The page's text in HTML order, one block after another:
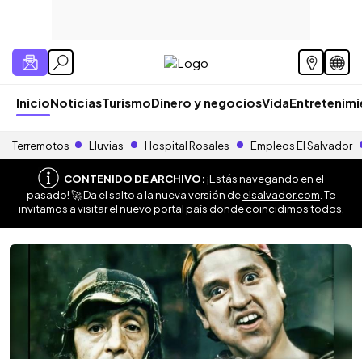
InicioNoticiasTurismoDinero y negociosVida
Terremotos Lluvias Hospital Rosales Empleos El Salvador
CONTENIDO DE ARCHIVO:¡Estás navegando en el
pasado! 🚀 Da el salto a la nueva versión deelsalvador.com . Te
invitamos a visitar el nuevo portal país donde coincidimos todos.